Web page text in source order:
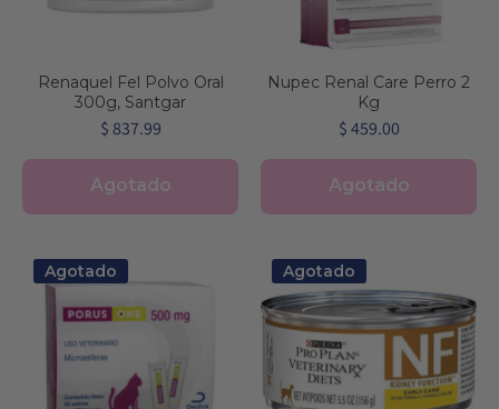
Renaquel Fel Polvo Oral
300g, Santgar
$ 837.99
Agotado
Nupec Renal Care Perro 2
Kg
$ 459.00
Agotado
Agotado Agotado